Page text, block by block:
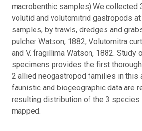
macrobenthic samples).We collected
volutid and volutomitrid gastropods
samples, by trawls, dredges and
pulcher Watson, 1882; Volutomitra
and V. fragillima Watson, 1882. Study
specimens provides the first
2 allied neogastropod families in this
faunistic and biogeographic data are
resulting distribution of the 3 species
mapped.